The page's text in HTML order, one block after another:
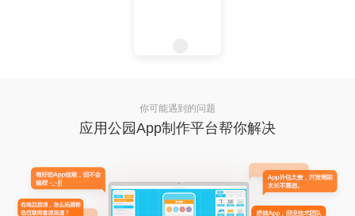
你可能遇到的问题
应用公园App制作平台帮你解决